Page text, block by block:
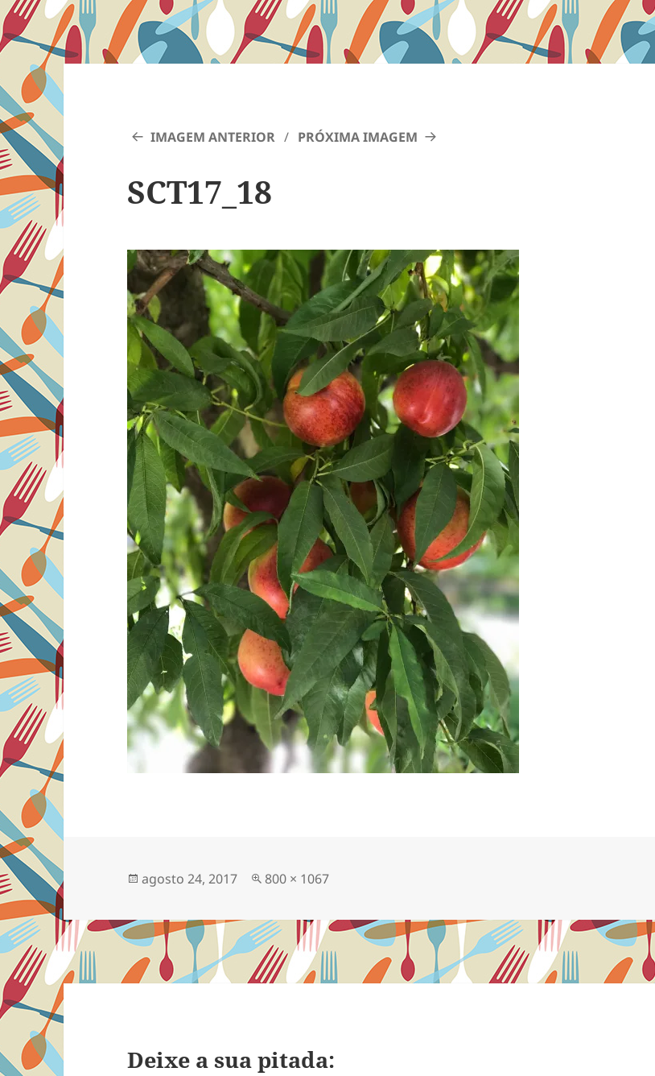
IMAGEM ANTERIOR PRÓXIMA IMAGEM
SCT17_18
Publicado
agosto 24, 2017
Tamanho
800 × 1067
Deixe a sua pitada: